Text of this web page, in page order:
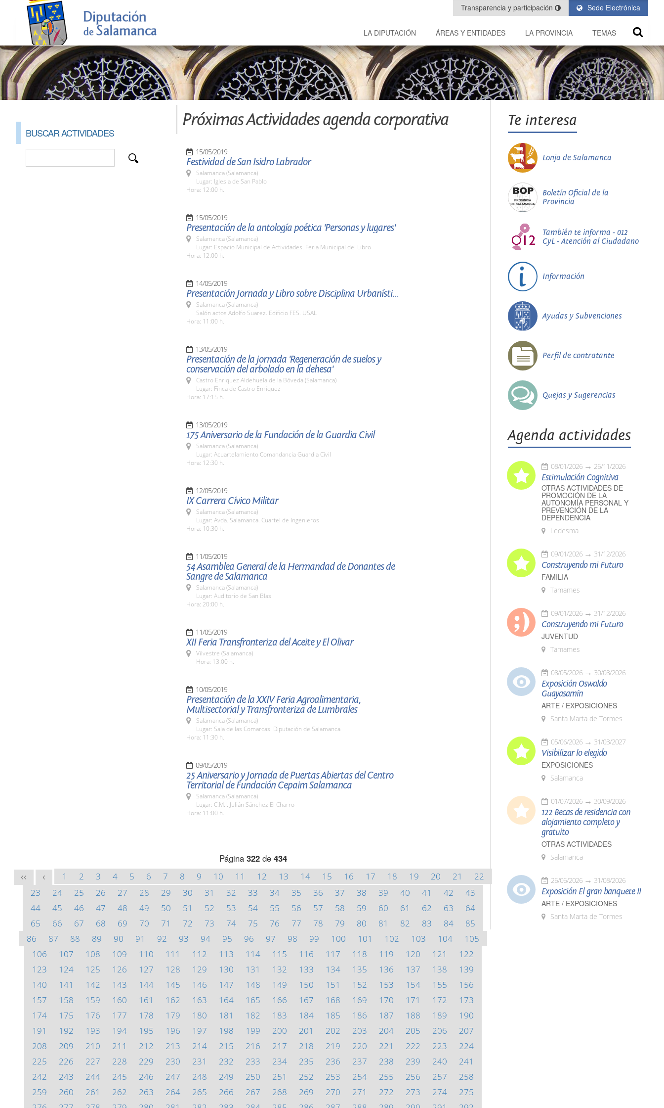
Sede Electrónica
Transparencia y participación
LA DIPUTACIÓN ÁREAS Y ENTIDADES LA PROVINCIA TEMAS
BUSCAR ACTIVIDADES
Próximas Actividades agenda corporativa
15/05/2019
Festividad de San Isidro Labrador
Salamanca (Salamanca)
Lugar: Iglesia de San Pablo
Hora: 12:00 h.
15/05/2019
Presentación de la antología poética 'Personas y lugares'
Salamanca (Salamanca)
Lugar: Espacio Municipal de Actividades. Feria Municipal del Libro
Hora: 12:00 h.
14/05/2019
Presentación Jornada y Libro sobre Disciplina Urbanística
Salamanca (Salamanca)
Salón actos Adolfo Suarez. Edificio FES. USAL
Hora: 11:00 h.
13/05/2019
Presentación de la jornada 'Regeneración de suelos y
conservación del arbolado en la dehesa'
Castro Enriquez Aldehuela de la Bóveda (Salamanca)
Lugar: Finca de Castro Enríquez
Hora: 17:15 h.
13/05/2019
175 Aniversario de la Fundación de la Guardia Civil
Salamanca (Salamanca)
Lugar: Acuartelamiento Comandancia Guardia Civil
Hora: 12:30 h.
12/05/2019
IX Carrera Cívico Militar
Salamanca (Salamanca)
Lugar: Avda. Salamanca. Cuartel de Ingenieros
Hora: 10:30 h.
11/05/2019
54 Asamblea General de la Hermandad de Donantes de
Sangre de Salamanca
Salamanca (Salamanca)
Lugar: Auditorio de San Blas
Hora: 20:00 h.
11/05/2019
XII Feria Transfronteriza del Aceite y El Olivar
Vilvestre (Salamanca)
Hora: 13:00 h.
10/05/2019
Presentación de la XXIV Feria Agroalimentaria,
Multisectorial y Transfronteriza de Lumbrales
Salamanca (Salamanca)
Lugar: Sala de las Comarcas. Diputación de Salamanca
Hora: 11:30 h.
09/05/2019
25 Aniversario y Jornada de Puertas Abiertas del Centro
Territorial de Fundación Cepaim Salamanca
Salamanca (Salamanca)
Lugar: C.M.I. Julián Sánchez El Charro
Hora: 11:00 h.
Página 322de 434
<< < 1 2 3 4 5 6 7 8 9 10 11 12 13 14 15 16 17 18 19 20 21
22
23
24 25 26 27 28 29 30 31 32 33 34 35 36 37 38 39 40 41 42
43
44
45 46 47 48 49 50 51 52 53 54 55 56 57 58 59 60 61 62 63
64
65
66 67 68 69 70 71 72 73 74 75 76 77 78 79 80 81 82 83 84
85
86
87 88 89 90 91 92 93 94 95 96 97 98 99 100 101 102 103 104
105
106
107 108 109 110 111 112 113 114 115 116 117 118 119 120 121
122
123
124 125 126 127 128 129 130 131 132 133 134 135 136 137 138
139
140
141 142 143 144 145 146 147 148 149 150 151 152 153 154 155
156
157
158 159 160 161 162 163 164 165 166 167 168 169 170 171 172
173
174
175 176 177 178 179 180 181 182 183 184 185 186 187 188 189
190
191
192 193 194 195 196 197 198 199 200 201 202 203 204 205 206
207
208
209 210 211 212 213 214 215 216 217 218 219 220 221 222 223
224
225
226 227 228 229 230 231 232 233 234 235 236 237 238 239 240
241
242
243 244 245 246 247 248 249 250 251 252 253 254 255 256 257
258
259
260 261 262 263 264 265 266 267 268 269 270 271 272 273 274
275
Te interesa
Lonja de Salamanca
Boletín Oficial de la
Provincia
También te informa - 012
CyL - Atención al Ciudadano
Información
Ayudas y Subvenciones
Perfil de contratante
Quejas y Sugerencias
Agenda actividades
08/01/2026 26/11/2026
Estimulación Cognitiva
OTRAS ACTIVIDADES DE
PROMOCIÓN DE LA
AUTONOMÍA PERSONAL Y
PREVENCIÓN DE LA
DEPENDENCIA
Ledesma
09/01/2026 31/12/2026
Construyendo mi Futuro
FAMILIA
Tamames
09/01/2026 31/12/2026
Construyendo mi Futuro
JUVENTUD
Tamames
08/05/2026 30/08/2026
Exposición Oswaldo
Guayasamín
ARTE / EXPOSICIONES
Santa Marta de Tormes
05/06/2026 31/03/2027
Visibilizar lo elegido
EXPOSICIONES
Salamanca
01/07/2026 30/09/2026
122 Becas de residencia con
alojamiento completo y
gratuito
OTRAS ACTIVIDADES
Salamanca
26/06/2026 31/08/2026
Exposición El gran banquete II
ARTE / EXPOSICIONES
Santa Marta de Tormes